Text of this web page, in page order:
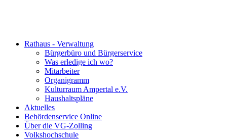
Rathaus - Verwaltung
Bürgerbüro und Bürgerservice
Was erledige ich wo?
Mitarbeiter
Organigramm
Kulturraum Ampertal e.V.
Haushaltspläne
Aktuelles
Behördenservice Online
Über die VG-Zolling
Volkshochschule